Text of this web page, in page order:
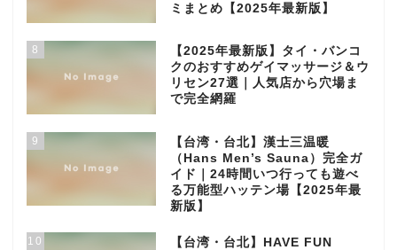
ミまとめ【2025年最新版】
8
【2025年最新版】タイ・バンコ
クのおすすめゲイマッサージ＆ウ
リセン27選｜人気店から穴場ま
で完全網羅
9
【台湾・台北】漢士三温暖
（Hans Men’s Sauna）完全ガ
イド｜24時間いつ行っても遊べ
る万能型ハッテン場【2025年最
新版】
10
【台湾・台北】HAVE FUN